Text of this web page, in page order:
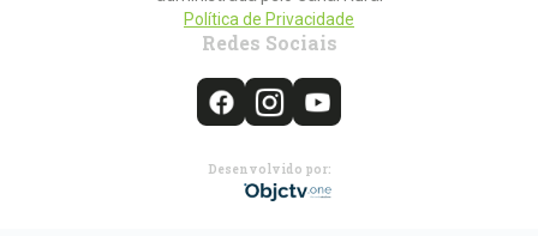
Política de Privacidade
Redes Sociais
Desenvolvido por: